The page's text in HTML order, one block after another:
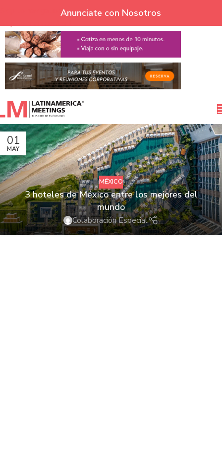
Skip to navigation
Skip to main content
Anunciate con Nosotros
01
MAY
MÉXICO
3 hoteles de México entre los mejores del
mundo
Colaboración Especial